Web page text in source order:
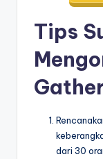
Tips
dari 30